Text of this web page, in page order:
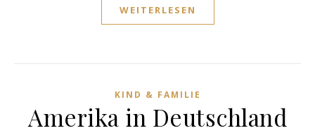
WEITERLESEN
KIND & FAMILIE
Amerika in Deutschland